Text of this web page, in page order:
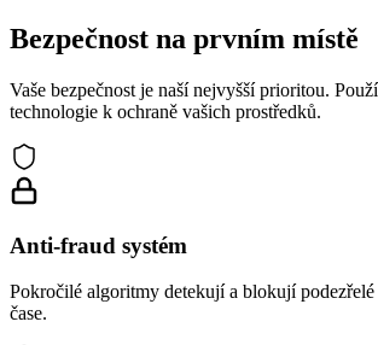
Bezpečnost na prvním místě
Vaše bezpečnost je naší nejvyšší prioritou.
technologie k ochraně vašich prostředků.
Anti-fraud systém
Pokročilé algoritmy detekují a blokují
čase.